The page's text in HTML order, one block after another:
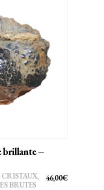
PANIER
brillante –
46,00€
,
BRUTES